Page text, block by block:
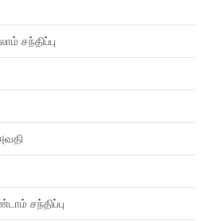
சந்திப்பு
சந்திப்பு